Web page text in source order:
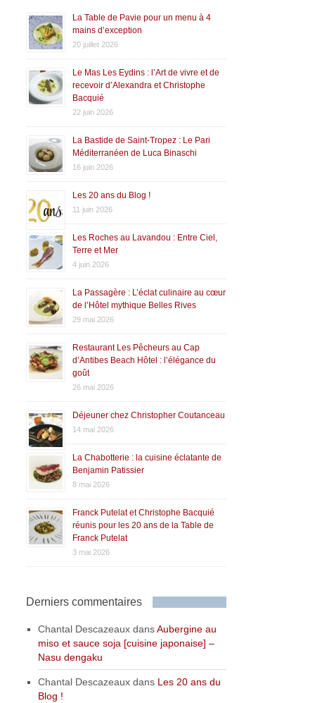
La Table de Pavie pour un menu à 4
mains d’exception
20 juillet 2026
Le Mas Les Eydins : l’Art de vivre et de
recevoir d’Alexandra et Christophe
Bacquié
22 juin 2026
La Bastide de Saint-Tropez : Le Pari
Méditerranéen de Luca Binaschi
16 juin 2026
Les 20 ans du Blog !
11 juin 2026
Les Roches au Lavandou : Entre Ciel,
Terre et Mer
4 juin 2026
La Passagère : L’éclat culinaire au cœur
de l’Hôtel mythique Belles Rives
29 mai 2026
Restaurant Les Pêcheurs au Cap
d’Antibes Beach Hôtel : l’élégance du
goût
26 mai 2026
Déjeuner chez Christopher Coutanceau
14 mai 2026
La Chabotterie : la cuisine éclatante de
Benjamin Patissier
8 mai 2026
Franck Putelat et Christophe Bacquié
réunis pour les 20 ans de la Table de
Franck Putelat
3 mai 2026
Derniers commentaires
Chantal Descazeaux dansAubergine au
miso et sauce soja [cuisine japonaise] –
Nasu dengaku
Chantal Descazeaux dans Les 20 ans du
Blog !